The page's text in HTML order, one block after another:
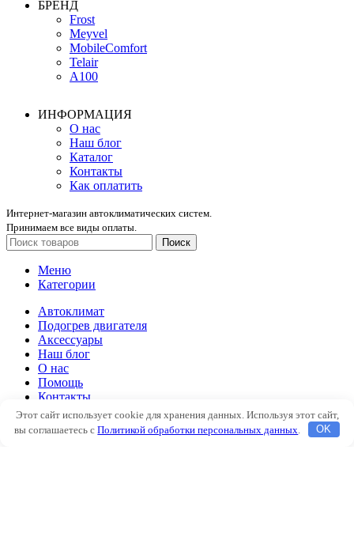
БРЕНД
Frost
Meyvel
MobileComfort
Telair
А100
ИНФОРМАЦИЯ
О нас
Наш блог
Каталог
Контакты
Как оплатить
Интернет-магазин автоклиматических систем.
Принимаем все виды оплаты.
Поиск
Меню
Категории
Автоклимат
Подогрев двигателя
Аксессуары
Наш блог
О нас
Помощь
Контакты
Автоклимат
Подогрев двигателя
Этот сайт использует cookie для хранения данных. Используя этот сайт,
вы соглашаетесь сПолитикой обработки персональных данных OK